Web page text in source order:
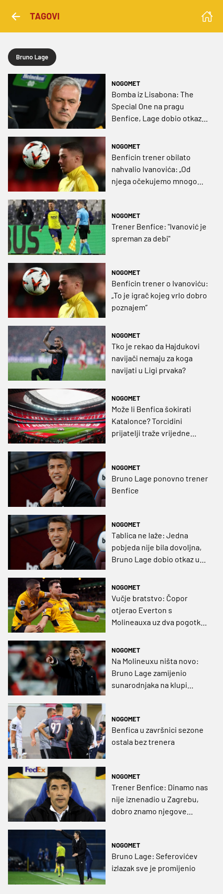
TAGOVI
Bruno Lage
NOGOMET
Bomba iz Lisabona: The
Special One na pragu
Benfice, Lage dobio otkaz
Qarabaga!
NOGOMET
Benficin trener obilato
nahvalio Ivanovića: „Od
njega očekujemo mnogo
NOGOMET
Trener Benfice: "Ivanović je
spreman za debi"
NOGOMET
Benficin trener o Ivanoviću:
„To je igrač kojeg vrlo dobro
poznajem”
NOGOMET
Tko je rekao da Hajdukovi
navijači nemaju za koga
navijati u Ligi prvaka?
NOGOMET
Može li Benfica šokirati
Katalonce? Torcidini
prijatelji traže vrijedne
NOGOMET
Bruno Lage ponovno trener
Benfice
NOGOMET
Tablica ne laže: Jedna
pobjeda nije bila dovoljna,
Bruno Lage dobio otkaz u
NOGOMET
Vučje bratstvo: Čopor
otjerao Everton s
Molineauxa uz dva pogotka
NOGOMET
Na Molineuxu ništa novo:
Bruno Lage zamijenio
sunarodnjaka na klupi
NOGOMET
Benfica u završnici sezone
ostala bez trenera
NOGOMET
Trener Benfice: Dinamo nas
nije iznenadio u Zagrebu,
dobro znamo njegove
NOGOMET
Bruno Lage: Seferovićev
izlazak sve je promijenio